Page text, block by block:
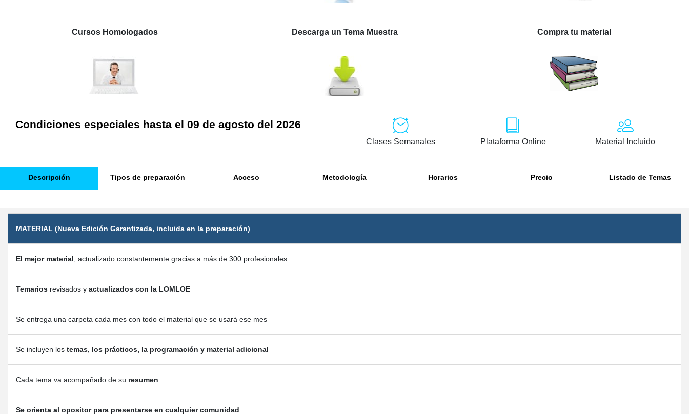
Cursos Homologados Descarga un Tema Muestra Compra tu material
Condiciones especiales hasta el 09 de agosto del 2026
Clases Semanales Plataforma Online Material Incluido
Descripción Tipos de preparación Acceso Metodología Horarios Precio Listado de Temas
MATERIAL (Nueva Edición Garantizada, incluida en la preparación)
El mejor material , actualizado constantemente gracias a más de 300 profesionales
Temarios revisados y actualizados con la LOMLOE
Se entrega una carpeta cada mes con todo el material que se usará ese mes
Se incluyen los temas, los prácticos, la programación y material adicional
Cada tema va acompañado de su resumen
Se orienta al opositor para presentarse en cualquier comunidad